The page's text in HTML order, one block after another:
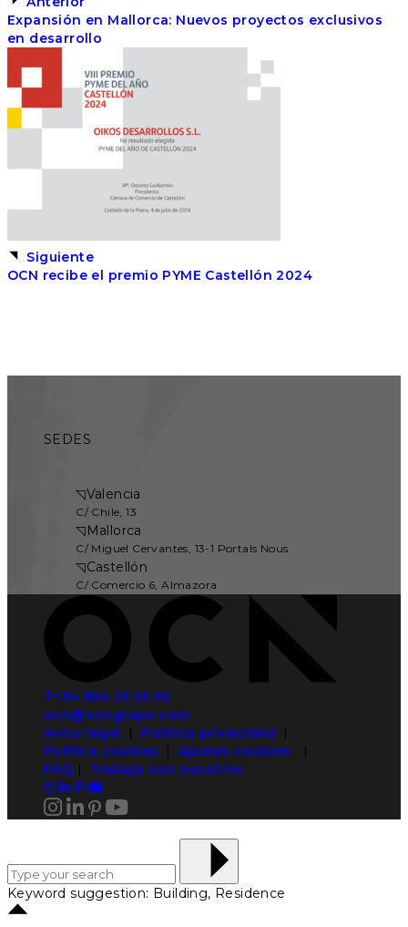
Expansión en Mallorca: Nuevos proyectos exclusivos
en desarrollo
Siguiente
OCN recibe el premio PYME Castellón 2024
SEDES
◹Valencia
C/ Chile, 13
◹Mallorca
C/ Miguel Cervantes, 13-1 Portals Nous
◹Castellón
C/ Comercio 6, Almazora
T+34 964 25 25 50
ocn@ocngrupo.com
Aviso legal
Política privacidad
Política cookies |Ajustes cookies
FAQ
Trabaja con nosotros
Keyword suggestion: Building, Residence